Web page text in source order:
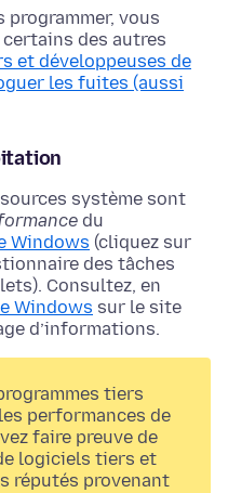
programmer, vous
des autres
et développeuses de
les fuites (aussi
système sont
du
Windows (cliquez sur
des tâches
. Consultez, en
Windows sur le site
d’informations.
tiers
performances de
faire preuve de
logiciels tiers et
réputés provenant